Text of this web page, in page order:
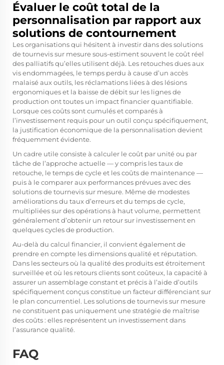
Évaluer le coût total de la
personnalisation par rapport aux
solutions de contournement
Les organisations qui hésitent à investir dans des solutions
de tournevis sur mesure sous-estiment souvent le coût réel
des palliatifs qu’elles utilisent déjà. Les retouches dues aux
vis endommagées, le temps perdu à cause d’un accès
malaisé aux outils, les réclamations liées à des lésions
ergonomiques et la baisse de débit sur les lignes de
production ont toutes un impact financier quantifiable.
Lorsque ces coûts sont cumulés et comparés à
l’investissement requis pour un outil conçu spécifiquement,
la justification économique de la personnalisation devient
fréquemment évidente.
Un cadre utile consiste à calculer le coût par unité ou par
tâche de l’approche actuelle — y compris les taux de
retouche, le temps de cycle et les coûts de maintenance —
puis à le comparer aux performances prévues avec des
solutions de tournevis sur mesure. Même de modestes
améliorations du taux d’erreurs et du temps de cycle,
multipliées sur des opérations à haut volume, permettent
généralement d’obtenir un retour sur investissement en
quelques cycles de production.
Au-delà du calcul financier, il convient également de
prendre en compte les dimensions qualité et réputation.
Dans les secteurs où la qualité des produits est étroitement
surveillée et où les retours clients sont coûteux, la capacité à
assurer un assemblage constant et précis à l’aide d’outils
spécifiquement conçus constitue un facteur différenciant sur
le plan concurrentiel. Les solutions de tournevis sur mesure
ne constituent pas uniquement une stratégie de maîtrise
des coûts : elles représentent un investissement dans
l’assurance qualité.
FAQ